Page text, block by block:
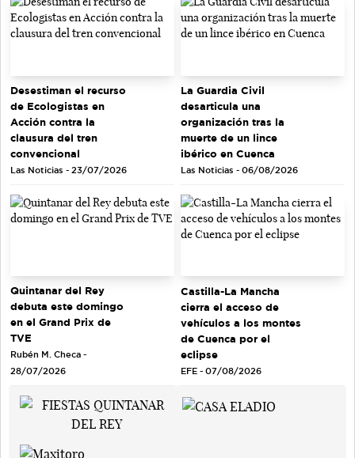
Desestiman el recurso
de Ecologistas en
Acción contra la
clausura del tren
convencional
Las Noticias - 23/07/2026
La Guardia Civil
desarticula una
organización tras la
muerte de un lince
ibérico en Cuenca
Las Noticias - 06/08/2026
Quintanar del Rey
debuta este domingo
en el Grand Prix de
TVE
Rubén M. Checa -
28/07/2026
Castilla-La Mancha
cierra el acceso de
vehículos a los montes
de Cuenca por el
eclipse
EFE - 07/08/2026